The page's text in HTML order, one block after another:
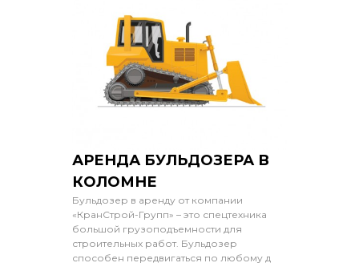
АРЕНДА БУЛЬДОЗЕРА В
КОЛОМНЕ
Бульдозер в аренду от компании
«КранСтрой-Групп» – это спецтехника
большой грузоподъемности для
строительных работ. Бульдозер
способен передвигаться по любому д